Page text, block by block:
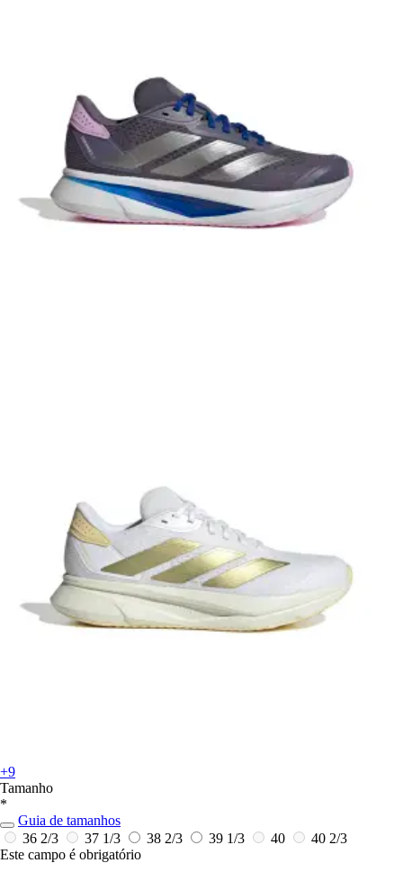
+9
Tamanho
*
Guia de tamanhos
36 2/3
37 1/3 38 2/3 39 1/3 40
40 2/3
Este campo é obrigatório